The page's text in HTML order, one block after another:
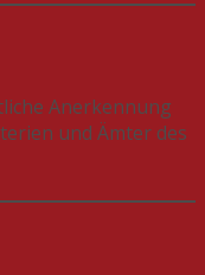
Anerkennung
und Ämter des